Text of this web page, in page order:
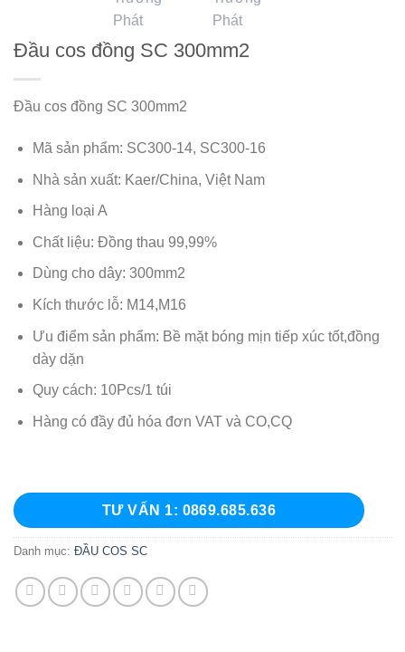
Đầu cos đồng SC 300mm2
Đầu cos đồng SC 300mm2
Mã sản phẩm: SC300-14, SC300-16
Nhà sản xuất: Kaer/China, Việt Nam
Hàng loại A
Chất liệu: Đồng thau 99,99%
Dùng cho dây: 300mm2
Kích thước lỗ: M14,M16
Ưu điểm sản phẩm: Bề mặt bóng mịn tiếp xúc tốt,đồng
dày dặn
Quy cách: 10Pcs/1 túi
Hàng có đầy đủ hóa đơn VAT và CO,CQ
TƯ VẤN 1: 0869.685.636
Danh mục: ĐẦU COS SC